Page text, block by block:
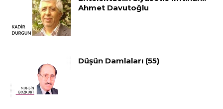
Ahmet Davutoğlu
Düşün Damlaları (55)